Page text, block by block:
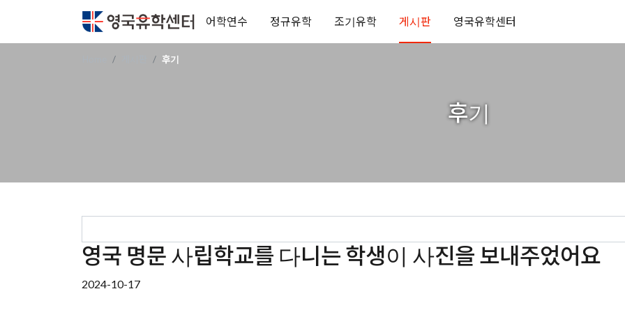
어학연수 정규유학 조기유학 게시판 영국유학센터
후기
후기
영국 명문 사립학교를 다니는 학생이 사진을 보내주었어요
2024-10-17